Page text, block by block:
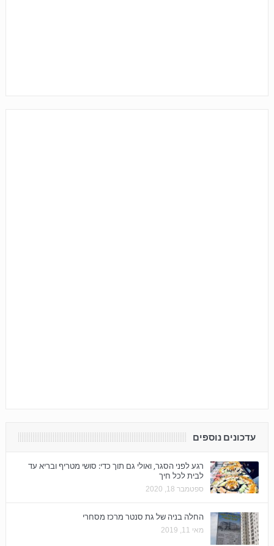
עדכונים נוספים
רגע לפני הסגר, ואולי גם תוך כדי: סושי מטריף ובריא עד
לבית לכל חיך
ספטמבר 18, 2020
החלה בניה של גת סנטר מרכז מסחרי
מאי 11, 2019